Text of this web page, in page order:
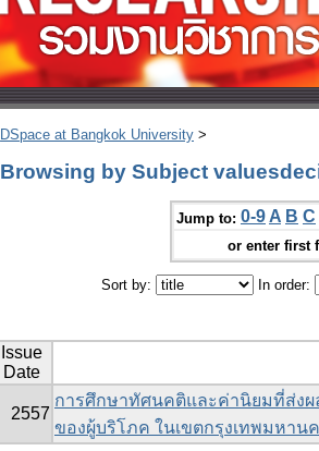
DSpace at Bangkok University >
Browsing by Subject
Jump to: 0-9 A B C
or enter first
Sort by: In order:
Issue
Date
2557
การศึกษาทัศนคติและค่านิยมที่ส่ง
ของผู้บริโภค ในเขตกรุงเทพมหาน